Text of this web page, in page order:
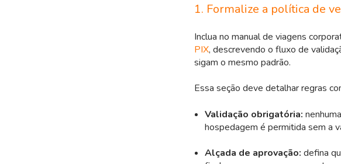
1. Formalize a política de
Inclua no manual de viagens
PIX, descrevendo o fluxo de
sigam o mesmo padrão.
Essa seção deve detalhar regras
Validação obrigatória:
hospedagem é permitida sem a
Alçada de aprovação: defina